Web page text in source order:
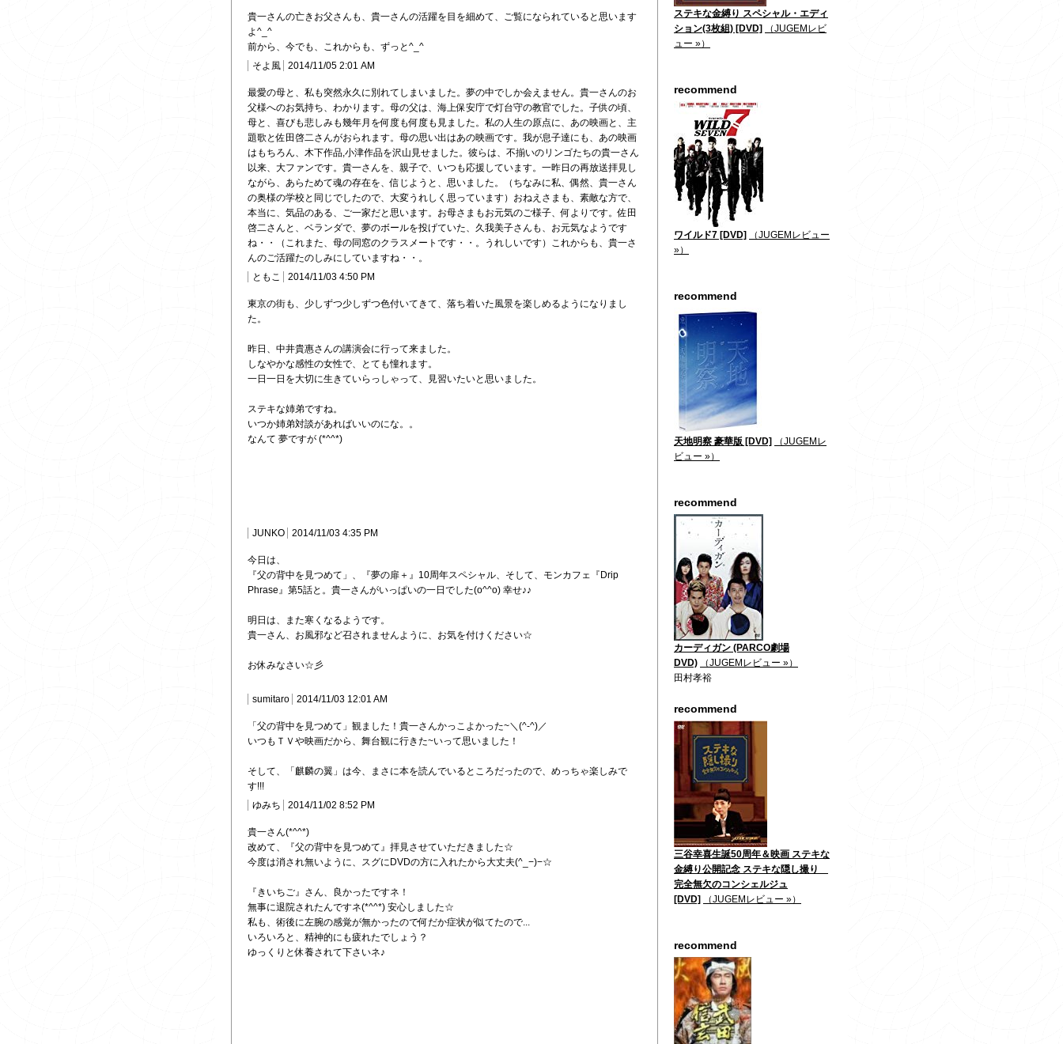
貴一さんの亡きお父さんも、貴一さんの活躍を目を細めて、ご覧になられていると思います
よ^_^
前から、今でも、これからも、ずっと^_^
そよ風
2014/11/05 2:01 AM
最愛の母と、私も突然永久に別れてしまいました。夢の中でしか会えません。貴一さんのお
父様へのお気持ち、わかります。母の父は、海上保安庁で灯台守の教官でした。子供の頃、
母と、喜びも悲しみも幾年月を何度も何度も見ました。私の人生の原点に、あの映画と、主
題歌と佐田啓二さんがおられます。母の思い出はあの映画です。我が息子達にも、あの映画
はもちろん、木下作品,小津作品を沢山見せました。彼らは、不揃いのリンゴたちの貴一さん
以来、大ファンです。貴一さんを、親子で、いつも応援しています。一昨日の再放送拝見し
ながら、あらためて魂の存在を、信じようと、思いました。（ちなみに私、偶然、貴一さん
の奥様の学校と同じでしたので、大変うれしく思っています）おねえさまも、素敵な方で、
本当に、気品のある、ご一家だと思います。お母さまもお元気のご様子、何よりです。佐田
啓二さんと、ベランダで、夢のボールを投げていた、久我美子さんも、お元気なようです
ね・・（これまた、母の同窓のクラスメートです・・。うれしいです）これからも、貴一さ
んのご活躍たのしみにしていますね・・。
ともこ
2014/11/03 4:50 PM
東京の街も、少しずつ少しずつ色付いてきて、落ち着いた風景を楽しめるようになりまし
た。
昨日、中井貴惠さんの講演会に行って来ました。
しなやかな感性の女性で、とても憧れます。
一日一日を大切に生きていらっしゃって、見習いたいと思いました。
ステキな姉弟ですね。
いつか姉弟対談があればいいのにな。。
なんて 夢ですが (*^^*)
JUNKO 2014/11/03 4:35 PM
今日は、
『父の背中を見つめて」、『夢の扉＋』10周年スペシャル、そして、モンカフェ『Drip
Phrase』第5話と。貴一さんがいっぱいの一日でした(o^^o) 幸せ♪♪
明日は、また寒くなるようです。
貴一さん、お風邪など召されませんように、お気を付けください☆
お休みなさい☆彡
sumitaro 2014/11/03 12:01 AM
「父の背中を見つめて」観ました！貴一さんかっこよかった~＼(^-^)／
いつもＴＶや映画だから、舞台観に行きた~いって思いました！
そして、「麒麟の翼」は今、まさに本を読んでいるところだったので、めっちゃ楽しみで
す!!!
ゆみち
2014/11/02 8:52 PM
貴一さん(*^^*)
改めて、『父の背中を見つめて』拝見させていただきました☆
今度は消され無いように、スグにDVDの方に入れたから大丈夫(^_−)−☆
『きいちご』さん、良かったですネ！
無事に退院されたんですネ(*^^*) 安心しました☆
私も、術後に左腕の感覚が無かったので何だか症状が似てたので...
いろいろと、精神的にも疲れたでしょう？
ゆっくりと休養されて下さいネ♪
ステキな金縛り スペシャル・エディ
ション(3枚組) [DVD]
（JUGEMレビ
ュー »）
recommend
ワイルド7 [DVD]
（JUGEMレビュー
»）
recommend
天地明察 豪華版 [DVD]
（JUGEMレ
ビュー »）
recommend
カーディガン (PARCO劇場
DVD)
（JUGEMレビュー »）
田村孝裕
recommend
三谷幸喜生誕50周年＆映画 ステキな
金縛り公開記念 ステキな隠し撮り
完全無欠のコンシェルジュ
[DVD]
（JUGEMレビュー »）
recommend